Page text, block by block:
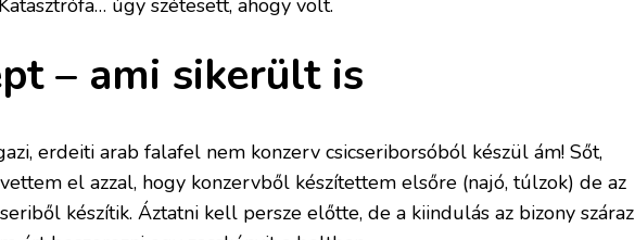
– ami sikerült is
erdeiti arab falafel nem konzerv csicseriborsóból készül ám! Sőt,
el azzal, hogy konzervből készítettem elsőre (najó, túlzok) de az
készítik. Áztatni kell persze előtte, de a kiindulás az bizony száraz